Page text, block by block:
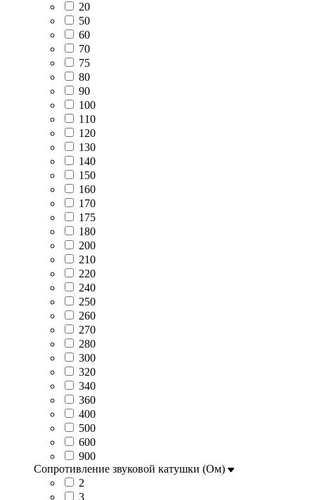
20
50
60
70
75
80
90
100
110
120
130
140
150
160
170
175
180
200
210
220
240
250
260
270
280
300
320
340
360
400
500
600
900
Сопротивление звуковой катушки (Ом)
2
3